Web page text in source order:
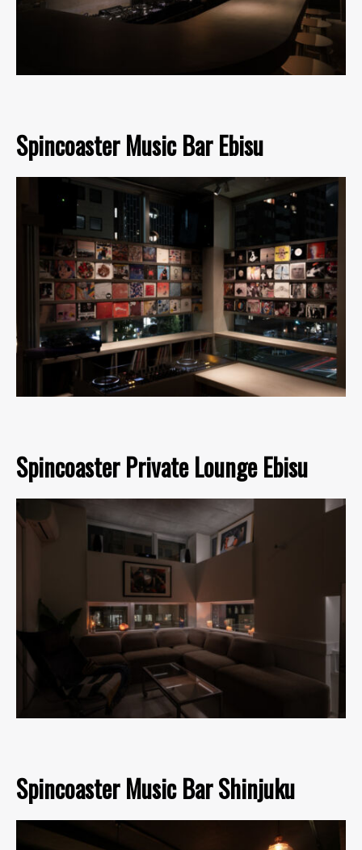
Spincoaster Music Bar Ebisu
Spincoaster Private Lounge Ebisu
Spincoaster Music Bar Shinjuku